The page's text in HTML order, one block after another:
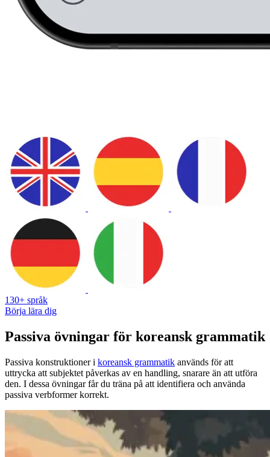
130+ språk
Börja lära dig
Passiva övningar för koreansk grammatik
Passiva konstruktioner i koreansk grammatik används för att
uttrycka att subjektet påverkas av en handling, snarare än att utföra
den. I dessa övningar får du träna på att identifiera och använda
passiva verbformer korrekt.